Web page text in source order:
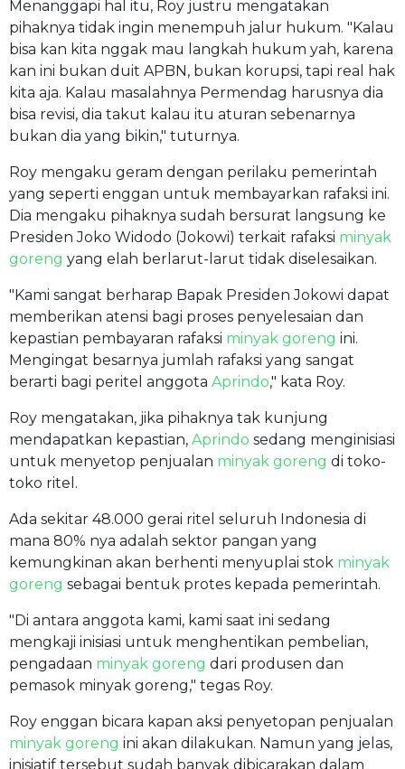
Menanggapi hal itu, Roy justru mengatakan
pihaknya tidak ingin menempuh jalur hukum. "Kalau
bisa kan kita nggak mau langkah hukum yah, karena
kan ini bukan duit APBN, bukan korupsi, tapi real hak
kita aja. Kalau masalahnya Permendag harusnya dia
bisa revisi, dia takut kalau itu aturan sebenarnya
bukan dia yang bikin," tuturnya.
Roy mengaku geram dengan perilaku pemerintah
yang seperti enggan untuk membayarkan rafaksi ini.
Dia mengaku pihaknya sudah bersurat langsung ke
Presiden Joko Widodo (Jokowi) terkait rafaksi minyak
goreng yang elah berlarut-larut tidak diselesaikan.
"Kami sangat berharap Bapak Presiden Jokowi dapat
memberikan atensi bagi proses penyelesaian dan
kepastian pembayaran rafaksi minyak goreng ini.
Mengingat besarnya jumlah rafaksi yang sangat
berarti bagi peritel anggota Aprindo," kata Roy.
Roy mengatakan, jika pihaknya tak kunjung
mendapatkan kepastian, Aprindo sedang menginisiasi
untuk menyetop penjualan minyak goreng di toko-
toko ritel.
Ada sekitar 48.000 gerai ritel seluruh Indonesia di
mana 80% nya adalah sektor pangan yang
kemungkinan akan berhenti menyuplai stok minyak
goreng sebagai bentuk protes kepada pemerintah.
"Di antara anggota kami, kami saat ini sedang
mengkaji inisiasi untuk menghentikan pembelian,
pengadaan minyak goreng dari produsen dan
pemasok minyak goreng," tegas Roy.
Roy enggan bicara kapan aksi penyetopan penjualan
minyak goreng ini akan dilakukan. Namun yang jelas,
inisiatif tersebut sudah banyak dibicarakan dalam